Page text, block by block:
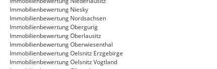
Immobilienbewertung Niesky
Immobilienbewertung Nordsachsen
Immobilienbewertung Obergurig
Immobilienbewertung Oberlausitz
Immobilienbewertung Oberwiesenthal
Immobilienbewertung Oelsnitz Erzgebirge
Immobilienbewertung Oelsnitz Vogtland